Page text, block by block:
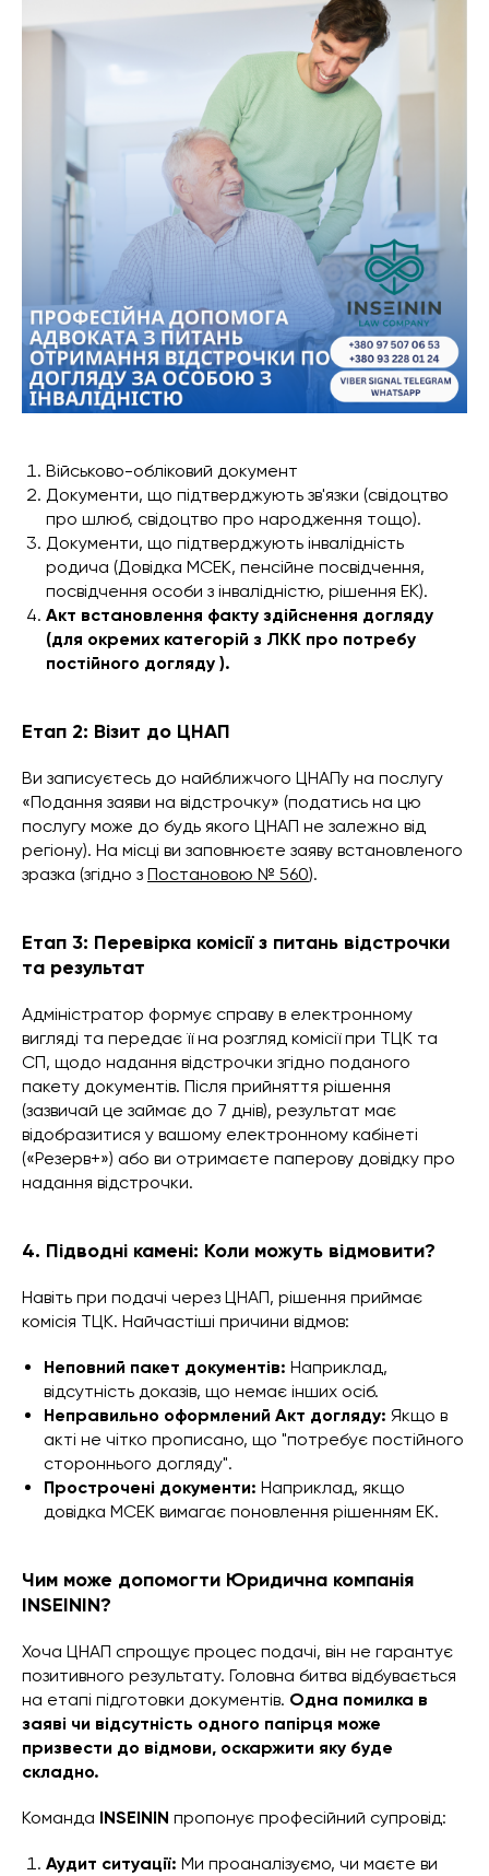
Військово-обліковий документ
Документи, що підтверджують зв'язки (свідоцтво
про шлюб, свідоцтво про народження тощо).
Документи, що підтверджують інвалідність
родича (Довідка МСЕК, пенсійне посвідчення,
посвідчення особи з інвалідністю, рішення ЕК).
Акт встановлення факту здійснення догляду
(для окремих категорій з ЛКК про потребу
постійного догляду ).
Етап 2: Візит до ЦНАП
Ви записуєтесь до найближчого ЦНАПу на послугу
«Подання заяви на відстрочку» (податись на цю
послугу може до будь якого ЦНАП не залежно від
регіону). На місці ви заповнюєте заяву встановленого
зразка (згідно з Постановою № 560).
Етап 3: Перевірка комісії з питань відстрочки
та результат
Адміністратор формує справу в електронному
вигляді та передає її на розгляд комісії при ТЦК та
СП, щодо надання відстрочки згідно поданого
пакету документів. Після прийняття рішення
(зазвичай це займає до 7 днів), результат має
відобразитися у вашому електронному кабінеті
(«Резерв+») або ви отримаєте паперову довідку про
надання відстрочки.
4. Підводні камені: Коли можуть відмовити?
Навіть при подачі через ЦНАП, рішення приймає
комісія ТЦК. Найчастіші причини відмов:
Неповний пакет документів: Наприклад,
відсутність доказів, що немає інших осіб.
Неправильно оформлений Акт догляду: Якщо в
акті не чітко прописано, що "потребує постійного
стороннього догляду".
Прострочені документи: Наприклад, якщо
довідка МСЕК вимагає поновлення рішенням ЕК.
Чим може допомогти Юридична компанія
INSEININ?
Хоча ЦНАП спрощує процес подачі, він не гарантує
позитивного результату. Головна битва відбувається
на етапі підготовки документів. Одна помилка в
заяві чи відсутність одного папірця може
призвести до відмови, оскаржити яку буде
складно.
Команда INSEININ пропонує професійний супровід:
Аудит ситуації: Ми проаналізуємо, чи маєте ви